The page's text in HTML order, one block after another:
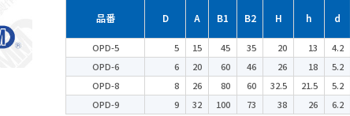
品番 D A B1 B2 H h d
OPD-5 5 15 45 35 20 13 4.2
OPD-6
6 20 60 46 26 18 5.2
OPD-8
8 26 80 60 32.5 21.5 5.2
OPD-9
9 32 100 73 38 26 6.2